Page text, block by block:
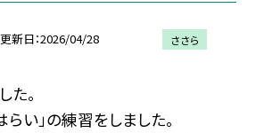
更新日 2026/04/28 ささら
た。
い」の練習をしました。